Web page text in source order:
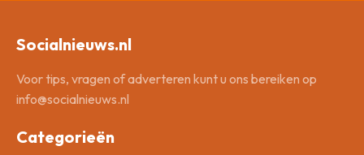
Socialnieuws.nl
Voor tips, vragen of adverteren kunt u ons bereiken op
info@socialnieuws.nl
Categorieën